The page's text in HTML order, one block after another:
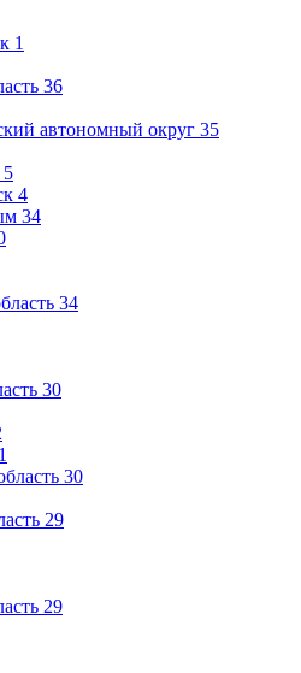
1
36
автономный округ 35
5
4
34
34
30
1
30
29
29